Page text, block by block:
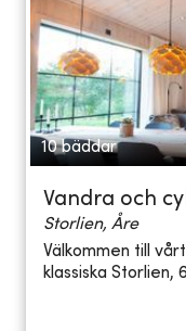
10 bäddar
Vandra och
Storlien, Åre
Välkommen till
klassiska Storlien,